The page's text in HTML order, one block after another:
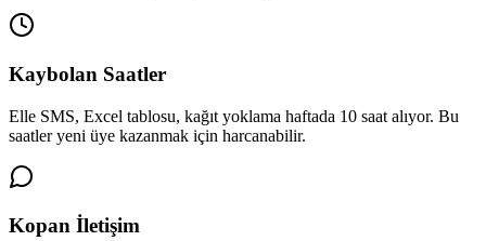
Kaybolan Saatler
Elle SMS, Excel tablosu, kağıt yoklama haftada 10 saat alıyor. Bu
saatler yeni üye kazanmak için harcanabilir.
Kopan İletişim